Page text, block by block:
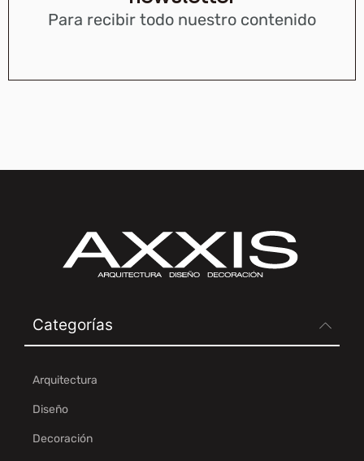
Para recibir todo nuestro contenido
Categorías
Arquitectura
Diseño
Decoración